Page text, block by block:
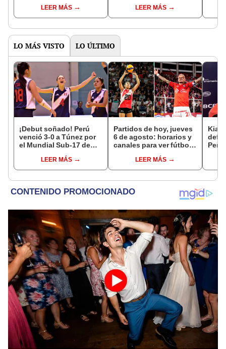
LEER MÁS
la rodilla"LEER MÁS
LO MÁS VISTO LO ÚLTIMO
¡Debut soñado! Perú
venció 3-0 a Túnez por
el Mundial Sub-17 de
LEER MÁS
Partidos de hoy, jueves
6 de agosto: horarios y
canales para ver fútbol
LEER MÁS
Perú